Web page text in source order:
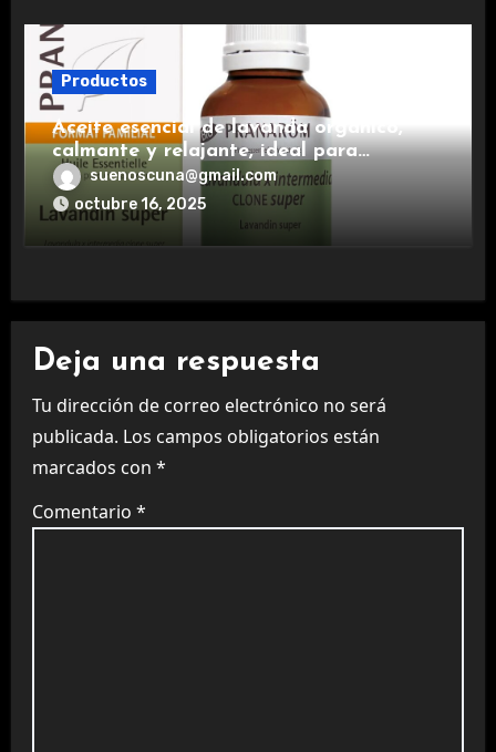
Productos
Aceite esencial de lavanda orgánico,
calmante y relajante, ideal para
aromaterapia.
suenoscuna@gmail.com
octubre 16, 2025
Deja una respuesta
Tu dirección de correo electrónico no será
publicada. Los campos obligatorios están
marcados con *
Comentario *